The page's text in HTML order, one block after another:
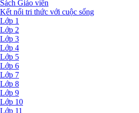
Sách Giáo viên
Kết nối tri thức với cuộc sống
Lớp 1
Lớp 2
Lớp 3
Lớp 4
Lớp 5
Lớp 6
Lớp 7
Lớp 8
Lớp 9
Lớp 10
Lớp 11